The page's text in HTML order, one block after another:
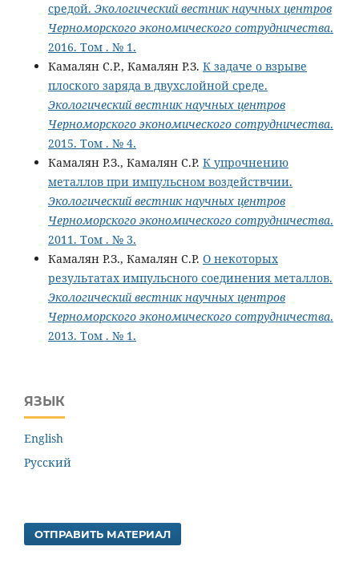
средой. Экологический вестник научных центров
Черноморского экономического сотрудничества.
2016. Том . № 1.
Камалян С.Р., Камалян Р.З. К задаче о взрыве
плоского заряда в двухслойной среде.
Экологический вестник научных центров
Черноморского экономического сотрудничества.
2015. Том . № 4.
Камалян Р.З., Камалян С.Р. К упрочнению
металлов при импульсном воздействчии.
Экологический вестник научных центров
Черноморского экономического сотрудничества.
2011. Том . № 3.
Камалян Р.З., Камалян С.Р. О некоторых
результатах импульсного соединения металлов.
Экологический вестник научных центров
Черноморского экономического сотрудничества.
2013. Том . № 1.
ЯЗЫК
English
Русский
ОТПРАВИТЬ МАТЕРИАЛ